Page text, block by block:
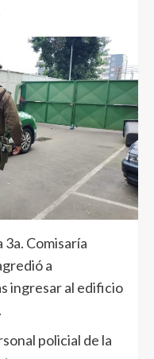
Comisaría
a
ingresar al edificio
policial de la